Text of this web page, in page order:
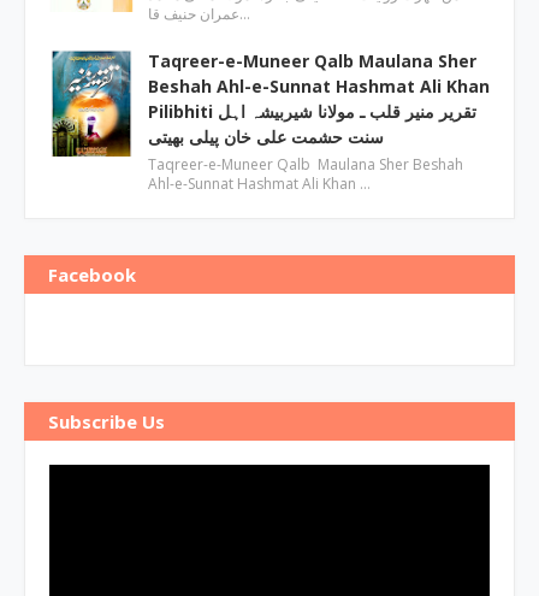
عمران حنیف قا…
Taqreer-e-Muneer Qalb Maulana Sher
Beshah Ahl-e-Sunnat Hashmat Ali Khan
Pilibhiti تقریر منیر قلب ـ مولانا شیربیشہ اہل
سنت حشمت علی خان پیلی بھیتی
Taqreer-e-Muneer Qalb Maulana Sher Beshah
Ahl-e-Sunnat Hashmat Ali Khan …
Facebook
Subscribe Us